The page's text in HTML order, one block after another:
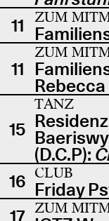
11
ZUM
11
ZUM
15
TANZ
(D.C.P):
16 CLUB
Friday
17 ZUM